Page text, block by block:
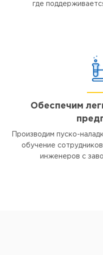
где
Обеспечим
Производим пуско-
обучение
инженеров с